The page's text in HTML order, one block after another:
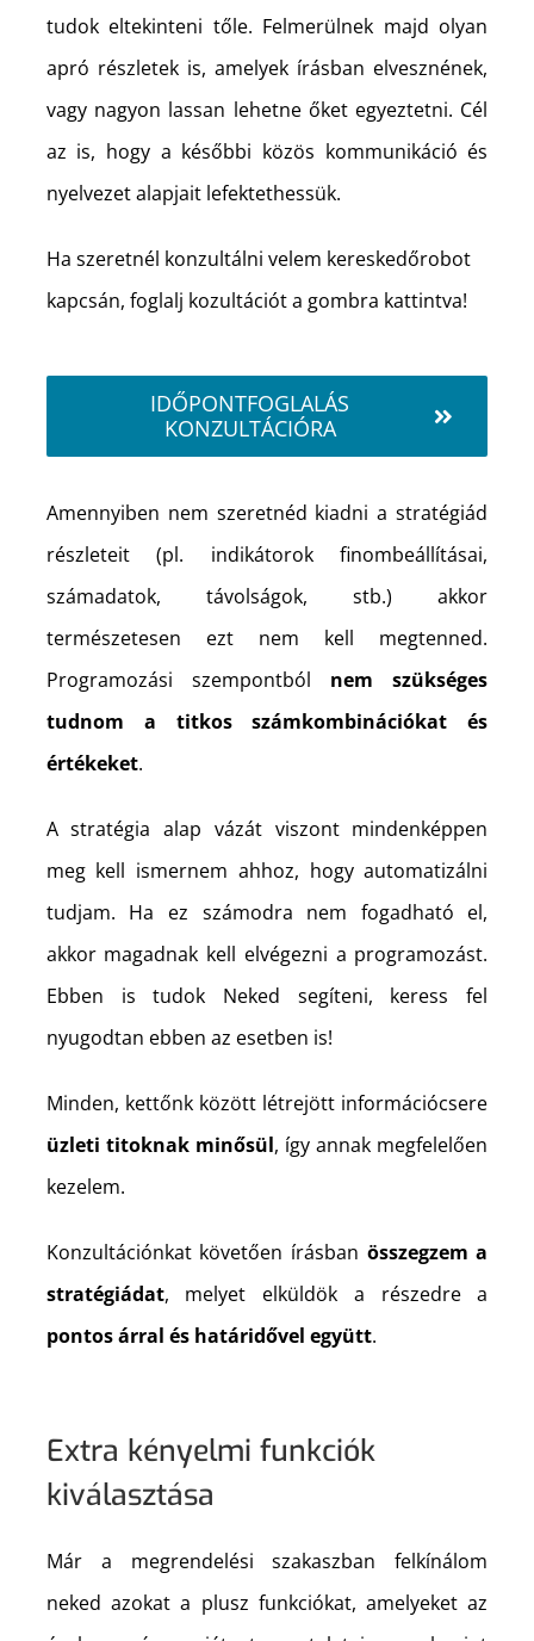
tudok eltekinteni tőle. Felmerülnek majd olyan
apró részletek is, amelyek írásban elvesznének,
vagy nagyon lassan lehetne őket egyeztetni. Cél
az is, hogy a későbbi közös kommunikáció és
nyelvezet alapjait lefektethessük.
Ha szeretnél konzultálni velem kereskedőrobot
kapcsán, foglalj kozultációt a gombra kattintva!
IDŐPONTFOGLALÁS
KONZULTÁCIÓRA
Amennyiben nem szeretnéd kiadni a stratégiád
részleteit (pl. indikátorok finombeállításai,
számadatok, távolságok, stb.) akkor
természetesen ezt nem kell megtenned.
Programozási szempontból nem szükséges
tudnom a titkos számkombinációkat és
értékeket.
A stratégia alap vázát viszont mindenképpen
meg kell ismernem ahhoz, hogy automatizálni
tudjam. Ha ez számodra nem fogadható el,
akkor magadnak kell elvégezni a programozást.
Ebben is tudok Neked segíteni, keress fel
nyugodtan ebben az esetben is!
Minden, kettőnk között létrejött információcsere
üzleti titoknak minősül, így annak megfelelően
kezelem.
Konzultációnkat követően írásban összegzem a
stratégiádat, melyet elküldök a részedre a
pontos árral és határidővel együtt.
Extra kényelmi funkciók
kiválasztása
Már a megrendelési szakaszban felkínálom
neked azokat a plusz funkciókat, amelyeket az